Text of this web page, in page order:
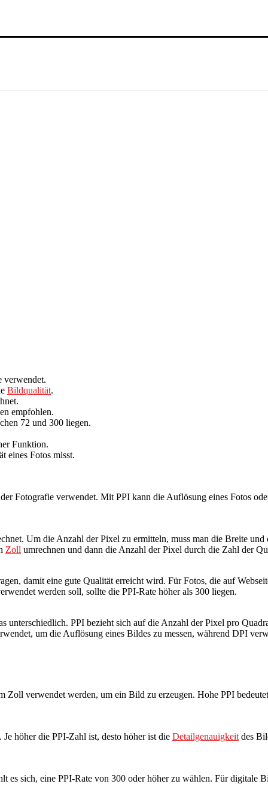
verwendet.
Bildqualität.
empfohlen.
72 und 300 liegen.
Funktion.
eines Fotos misst.
Fotografie verwendet. Mit PPI kann die Auflösung eines Fotos
Um die Anzahl der Pixel zu ermitteln, muss man die Breite
Zoll umrechnen und dann die Anzahl der Pixel durch die Zahl der
damit eine gute Qualität erreicht wird. Für Fotos, die auf
werden soll, sollte die PPI-Rate höher als 300 liegen.
unterschiedlich. PPI bezieht sich auf die Anzahl der Pixel pro
um die Auflösung eines Bildes zu messen, während DPI
verwendet werden, um ein Bild zu erzeugen. Hohe PPI
höher die PPI-Zahl ist, desto höher ist die Detailgenauigkeitdes
es sich, eine PPI-Rate von 300 oder höher zu wählen. Für digitale